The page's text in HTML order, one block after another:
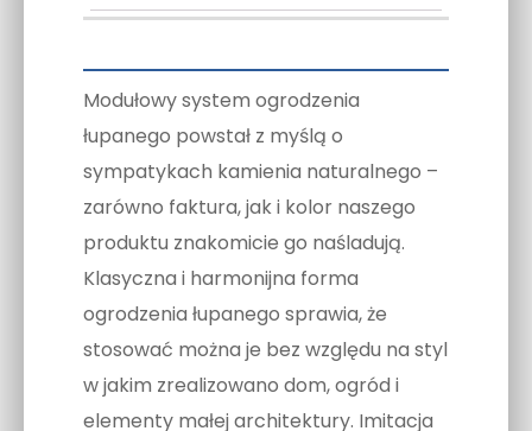
Modułowy system ogrodzenia
łupanego powstał z myślą o
sympatykach kamienia naturalnego –
zarówno faktura, jak i kolor naszego
produktu znakomicie go naśladują.
Klasyczna i harmonijna forma
ogrodzenia łupanego sprawia, że
stosować można je bez względu na styl
w jakim zrealizowano dom, ogród i
elementy małej architektury. Imitacja